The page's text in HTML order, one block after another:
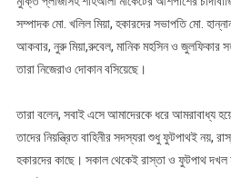
সম্পাদক মো. খলিল মিয়া, হকারদের সভাপতি মো.
আকবার, নুরু মিয়া,রুবেল, মানিক মহসিন ও
তারা নিজেরাও দোকান বসিয়েছে।
তারা বলেন, সবাই এসে আমাদেরকে ধরে আমরাবাধ্য
তাদের নিয়ন্ত্রিত বাহিনীর সদস্যরা শুধু ফুটপাথই নয়,
হকারদের কাছে। সকাল থেকেই রাস্তা ও ফুটপাথ দখল